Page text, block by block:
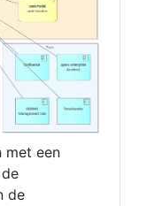
met een
de